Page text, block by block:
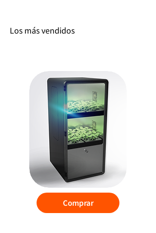
Los más vendidos
Comprar